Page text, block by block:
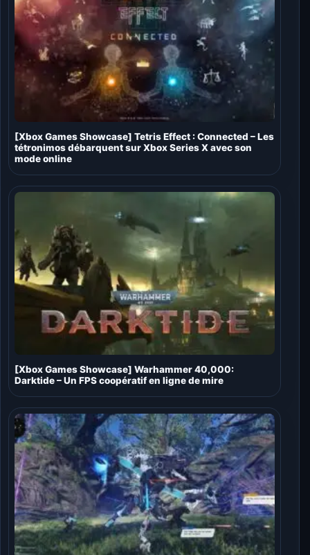
[Xbox Games Showcase] Tetris Effect : Connected – Les
tétronimos débarquent sur Xbox Series X avec son
mode online
[Xbox Games Showcase] Warhammer 40,000:
Darktide – Un FPS coopératif en ligne de mire